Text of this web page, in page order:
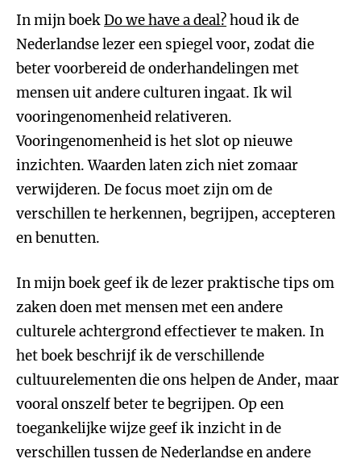
In mijn boekDo we have a deal?houd ik de
Nederlandse lezer een spiegel voor, zodat die
beter voorbereid de onderhandelingen met
mensen uit andere culturen ingaat. Ik wil
vooringenomenheid relativeren.
Vooringenomenheid is het slot op nieuwe
inzichten. Waarden laten zich niet zomaar
verwijderen. De focus moet zijn om de
verschillen te herkennen, begrijpen, accepteren
en benutten.
In mijn boek geef ik de lezer praktische tips om
zaken doen met mensen met een andere
culturele achtergrond effectiever te maken. In
het boek beschrijf ik de verschillende
cultuurelementen die ons helpen de Ander, maar
vooral onszelf beter te begrijpen. Op een
toegankelijke wijze geef ik inzicht in de
verschillen tussen de Nederlandse en andere